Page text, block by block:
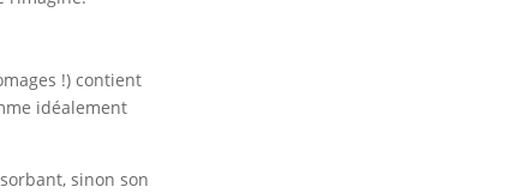
!) contient
idéalement
sinon son